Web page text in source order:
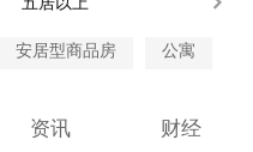
安居型商品房 公寓
资讯 财经